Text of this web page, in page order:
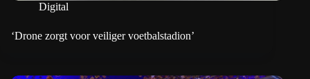
Digital
‘Drone zorgt voor veiliger voetbalstadion’